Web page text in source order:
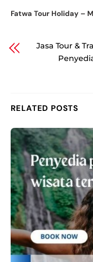
Fatwa Tour Holiday –
Jasa Tour &
RELATED POSTS